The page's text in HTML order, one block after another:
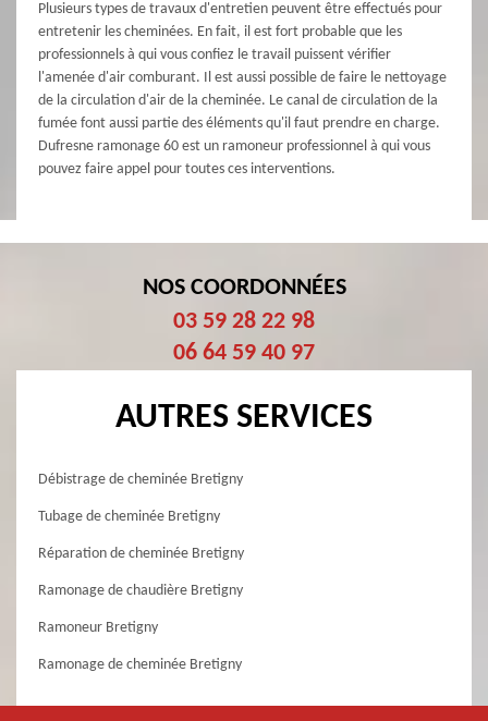
Plusieurs types de travaux d'entretien peuvent être effectués pour
entretenir les cheminées. En fait, il est fort probable que les
professionnels à qui vous confiez le travail puissent vérifier
l'amenée d'air comburant. Il est aussi possible de faire le nettoyage
de la circulation d'air de la cheminée. Le canal de circulation de la
fumée font aussi partie des éléments qu'il faut prendre en charge.
Dufresne ramonage 60 est un ramoneur professionnel à qui vous
pouvez faire appel pour toutes ces interventions.
NOS COORDONNÉES
03 59 28 22 98
06 64 59 40 97
AUTRES SERVICES
Débistrage de cheminée Bretigny
Tubage de cheminée Bretigny
Réparation de cheminée Bretigny
Ramonage de chaudière Bretigny
Ramoneur Bretigny
Ramonage de cheminée Bretigny